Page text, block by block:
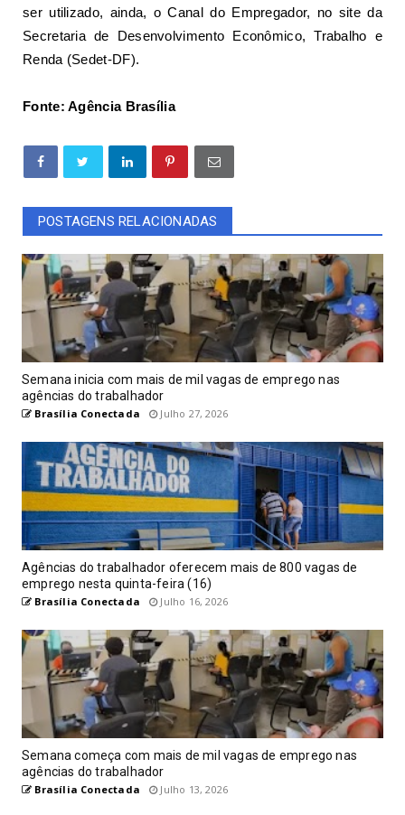
ser utilizado, ainda, oCanal do Empregador, no site da
Secretaria de Desenvolvimento Econômico, Trabalho e
Renda (Sedet-DF).
Fonte: Agência Brasília
POSTAGENS RELACIONADAS
Semana inicia com mais de mil vagas de emprego nas
agências do trabalhador
Brasília Conectada Julho 27, 2026
Agências do trabalhador oferecem mais de 800 vagas de
emprego nesta quinta-feira (16)
Brasília Conectada Julho 16, 2026
Semana começa com mais de mil vagas de emprego nas
agências do trabalhador
Brasília Conectada Julho 13, 2026